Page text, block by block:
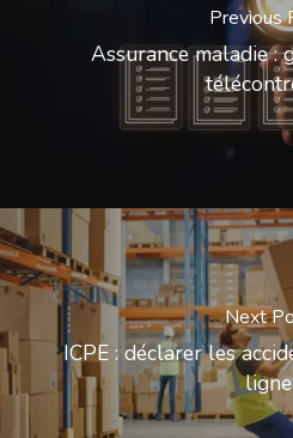
Previous
Assurance maladie :
Next
ICPE : déclarer les
ligne